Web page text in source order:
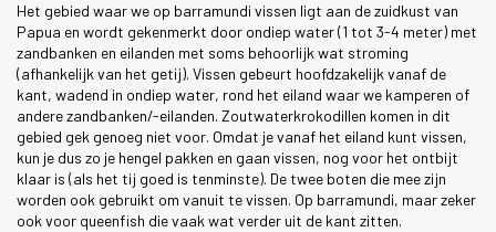
Het gebied waar we op barramundi vissen ligt aan de zuidkust van
Papua en wordt gekenmerkt door ondiep water (1 tot 3-4 meter) met
zandbanken en eilanden met soms behoorlijk wat stroming
(afhankelijk van het getij). Vissen gebeurt hoofdzakelijk vanaf de
kant, wadend in ondiep water, rond het eiland waar we kamperen of
andere zandbanken/-eilanden. Zoutwaterkrokodillen komen in dit
gebied gek genoeg niet voor. Omdat je vanaf het eiland kunt vissen,
kun je dus zo je hengel pakken en gaan vissen, nog voor het ontbijt
klaar is (als het tij goed is tenminste). De twee boten die mee zijn
worden ook gebruikt om vanuit te vissen. Op barramundi, maar zeker
ook voor queenfish die vaak wat verder uit de kant zitten.